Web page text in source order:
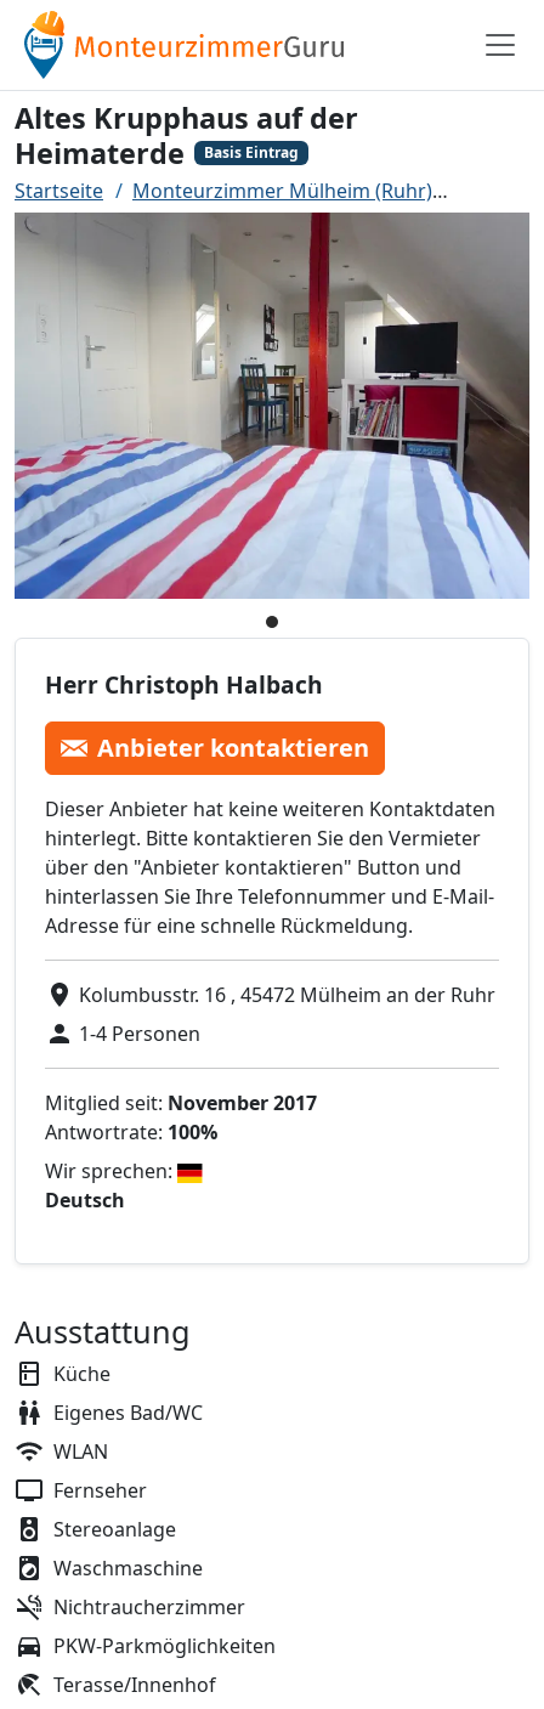
Altes Krupphaus auf der
Heimaterde
Basis Eintrag
Startseite Monteurzimmer Mülheim (Ruhr)
Herr Christoph Halbach
Anbieter kontaktieren
Dieser Anbieter hat keine weiteren Kontaktdaten
hinterlegt. Bitte kontaktieren Sie den Vermieter
über den "Anbieter kontaktieren" Button und
hinterlassen Sie Ihre Telefonnummer und E-Mail-
Adresse für eine schnelle Rückmeldung.
Kolumbusstr. 16 , 45472 Mülheim an der Ruhr
1-4 Personen
Mitglied seit: November 2017
Antwortrate: 100%
Wir sprechen:
Deutsch
Ausstattung
Küche
Eigenes Bad/WC
WLAN
Fernseher
Stereoanlage
Waschmaschine
Nichtraucherzimmer
PKW-Parkmöglichkeiten
Terasse/Innenhof